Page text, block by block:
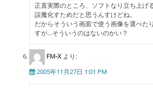
正直実際のところ、ソフトなり立ち上げ
誤魔化すためだと思うんすけどね。
だからそういう画面で使う画像を選べた
すが…そういうのはないのかい？
FM-X より:
2005年11月27日 1:01 PM